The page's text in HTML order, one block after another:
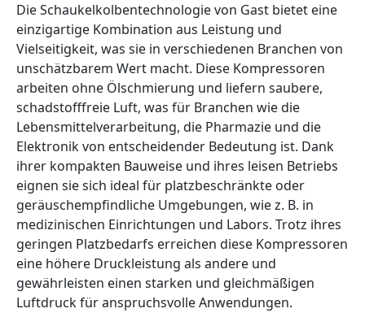
Die Schaukelkolbentechnologie von Gast bietet eine
einzigartige Kombination aus Leistung und
Vielseitigkeit, was sie in verschiedenen Branchen von
unschätzbarem Wert macht. Diese Kompressoren
arbeiten ohne Ölschmierung und liefern saubere,
schadstofffreie Luft, was für Branchen wie die
Lebensmittelverarbeitung, die Pharmazie und die
Elektronik von entscheidender Bedeutung ist. Dank
ihrer kompakten Bauweise und ihres leisen Betriebs
eignen sie sich ideal für platzbeschränkte oder
geräuschempfindliche Umgebungen, wie z. B. in
medizinischen Einrichtungen und Labors. Trotz ihres
geringen Platzbedarfs erreichen diese Kompressoren
eine höhere Druckleistung als andere und
gewährleisten einen starken und gleichmäßigen
Luftdruck für anspruchsvolle Anwendungen.